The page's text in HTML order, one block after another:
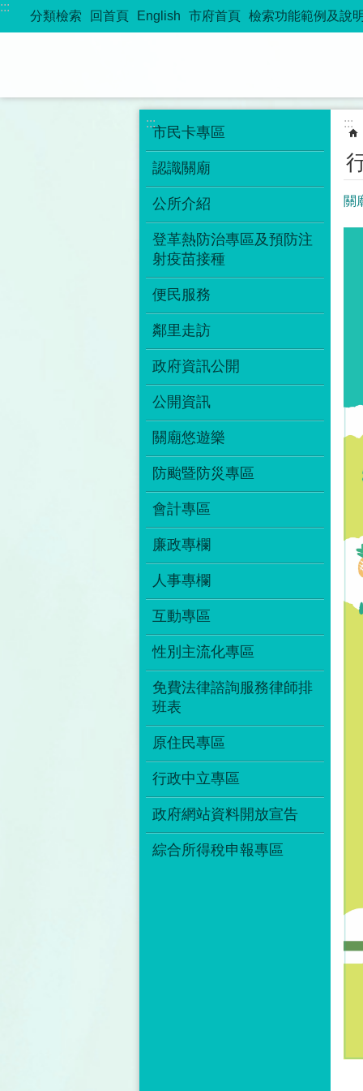
跳到主要內容區塊
:::
分類檢索 回首頁 English 市府首頁 檢索功能範例及說
:::
市民卡專區
認識關廟
公所介紹
登革熱防治專區及預防注
射疫苗接種
便民服務
鄰里走訪
政府資訊公開
公開資訊
關廟悠遊樂
防颱暨防災專區
會計專區
廉政專欄
人事專欄
互動專區
性別主流化專區
免費法律諮詢服務律師排
班表
原住民專區
行政中立專區
政府網站資料開放宣告
綜合所得稅申報專區
:::
關